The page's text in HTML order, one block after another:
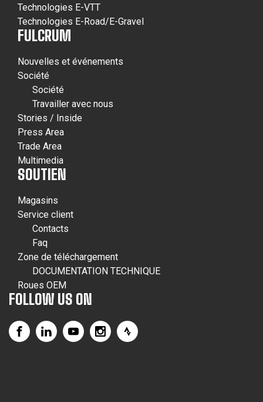
Technologies E-VTT
Technologies E-Road/E-Gravel
FULCRUM
Nouvelles et événements
Société
Société
Travailler avec nous
Stories / Inside
Press Area
Trade Area
Multimedia
SOUTIEN
Magasins
Service client
Contacts
Faq
Zone de téléchargement
DOCUMENTATION TECHNIQUE
Roues OEM
FOLLOW US ON